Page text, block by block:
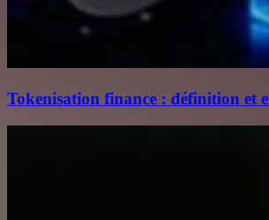
Tokenisation finance : définition et